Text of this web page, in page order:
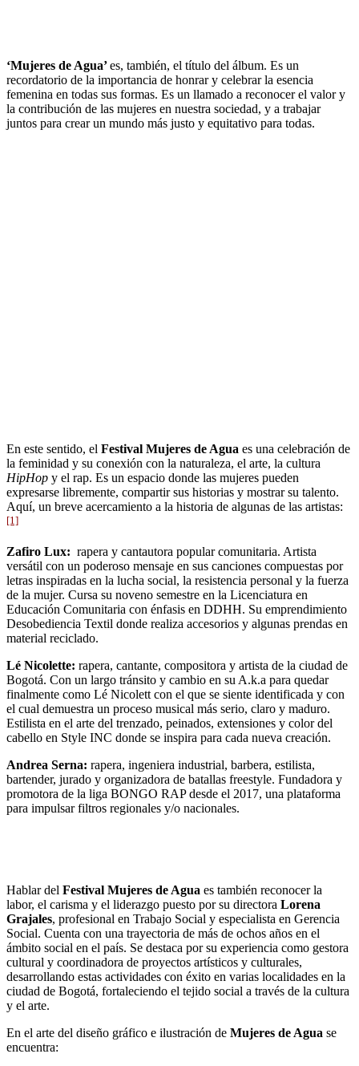
‘Mujeres de Agua’es, también, el título del álbum. Es un
recordatorio de la importancia de honrar y celebrar la esencia
femenina en todas sus formas. Es un llamado a reconocer el valor y
la contribución de las mujeres en nuestra sociedad, y a trabajar
juntos para crear un mundo más justo y equitativo para todas.
En este sentido, el Festival Mujeres de Agua es una celebración de
la feminidad y su conexión con la naturaleza, el arte, la cultura
HipHop y el rap. Es un espacio donde las mujeres pueden
expresarse libremente, compartir sus historias y mostrar su talento.
Aquí, un breve acercamiento a la historia de algunas de las artistas:
[1]
Zafiro Lux: rapera y cantautora popular comunitaria. Artista
versátil con un poderoso mensaje en sus canciones compuestas por
letras inspiradas en la lucha social, la resistencia personal y la fuerza
de la mujer. Cursa su noveno semestre en la Licenciatura en
Educación Comunitaria con énfasis en DDHH. Su emprendimiento
Desobediencia Textil donde realiza accesorios y algunas prendas en
material reciclado.
Lé Nicolette: rapera, cantante, compositora y artista de la ciudad de
Bogotá. Con un largo tránsito y cambio en su A.k.a para quedar
finalmente como Lé Nicolett con el que se siente identificada y con
el cual demuestra un proceso musical más serio, claro y maduro.
Estilista en el arte del trenzado, peinados, extensiones y color del
cabello en Style INC donde se inspira para cada nueva creación.
Andrea Serna: rapera, ingeniera industrial, barbera, estilista,
bartender, jurado y organizadora de batallas freestyle. Fundadora y
promotora de la liga BONGO RAP desde el 2017, una plataforma
para impulsar filtros regionales y/o nacionales.
Hablar del Festival Mujeres de Agua es también reconocer la
labor, el carisma y el liderazgo puesto por su directora Lorena
Grajales, profesional en Trabajo Social y especialista en Gerencia
Social. Cuenta con una trayectoria de más de ochos años en el
ámbito social en el país. Se destaca por su experiencia como gestora
cultural y coordinadora de proyectos artísticos y culturales,
desarrollando estas actividades con éxito en varias localidades en la
ciudad de Bogotá, fortaleciendo el tejido social a través de la cultura
y el arte.
En el arte del diseño gráfico e ilustración de Mujeres de Agua se
encuentra: